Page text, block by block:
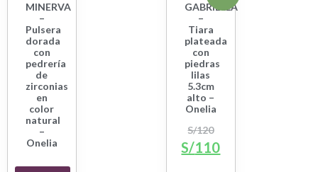
MINERVA
–
Pulsera
dorada
con
pedrería
de
zirconias
en
color
natural
–
Onelia
GABRIELLA
–
Tiara
plateada
con
piedras
lilas
5.3cm
alto –
Onelia
S/120
S/110